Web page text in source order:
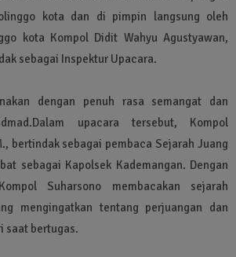
kota dan di pimpin langsung oleh
kota Kompol Didit Wahyu Agustyawan,
sebagai Inspektur Upacara.
dengan penuh rasa semangat dan
upacara tersebut, Kompol
bertindak sebagai pembaca Sejarah Juang
sebagai Kapolsek Kademangan. Dengan
Suharsono membacakan sejarah
mengingatkan tentang perjuangan dan
saat bertugas.